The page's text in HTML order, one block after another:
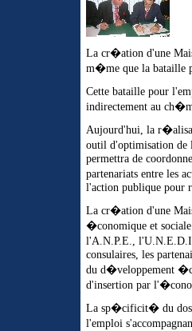
La cr�ation d'une
m�me que la bataille
Cette bataille pour
indirectement au
Aujourd'hui, la
outil d'optimisation de
permettra de
partenariats entre les
l'action publique pour
La cr�ation d'une
�conomique et
l'A.N.P.E.,
consulaires, les
du d�veloppement
d'insertion par
La sp�cificit� du
l'emploi